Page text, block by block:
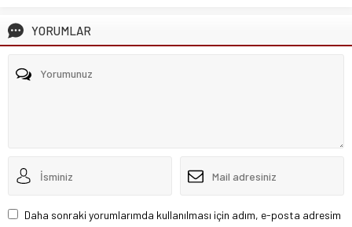
YORUMLAR
Daha sonraki yorumlarımda kullanılması için adım, e-posta adresim